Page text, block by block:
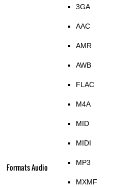
Formats Audio
3GA
AAC
AMR
AWB
FLAC
M4A
MID
MIDI
MP3
MXMF